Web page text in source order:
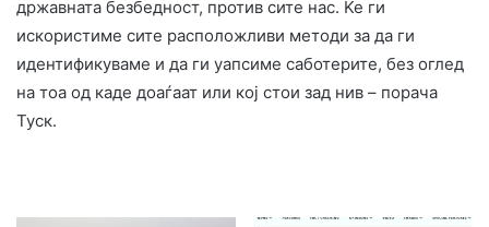
државната безбедност, против сите нас. Ќе ги
искористиме сите расположливи методи за да ги
идентификуваме и да ги уапсиме саботерите, без оглед
на тоа од каде доаѓаат или кој стои зад нив – порача
Туск.